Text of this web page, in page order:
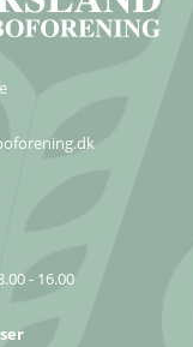
- 16.00